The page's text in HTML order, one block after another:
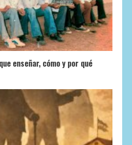
enseñar, cómo y por qué